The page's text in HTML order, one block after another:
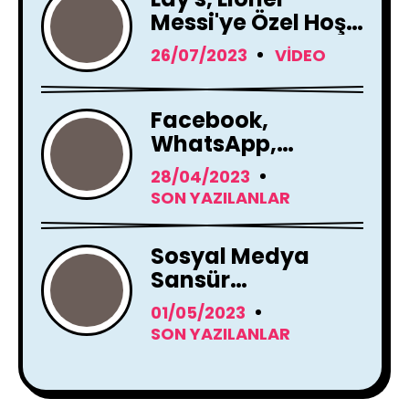
Messi'ye Özel Hoş
Geldin Mesajı!
26/07/2023 VIDEO
Facebook,
WhatsApp,
Instagram Yapay
Zeka Araçları
Kullanacak
28/04/2023
SON YAZILANLAR
Sosyal Medya
Sansür
Tartışmaları
01/05/2023
SON YAZILANLAR